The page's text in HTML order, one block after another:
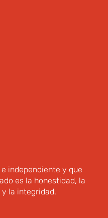
independiente y que
es la honestidad, la
la integridad.